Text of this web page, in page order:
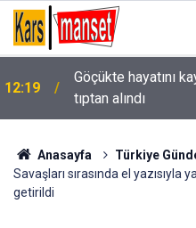
12:19
Göçükte hayatını
tıptan alındı
Anasayfa Türkiye
Savaşları sırasında el yazısıyla
getirildi